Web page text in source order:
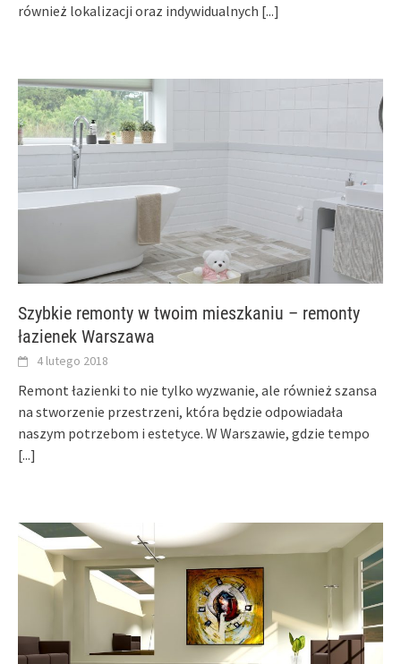
również lokalizacji oraz indywidualnych [...]
Szybkie remonty w twoim mieszkaniu – remonty
łazienek Warszawa
4 lutego 2018
Remont łazienki to nie tylko wyzwanie, ale również szansa
na stworzenie przestrzeni, która będzie odpowiadała
naszym potrzebom i estetyce. W Warszawie, gdzie tempo
[...]